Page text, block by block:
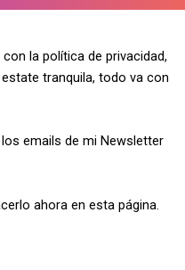
la política de privacidad,
tranquila, todo va con
emails de mi Newsletter
ahora en esta página.